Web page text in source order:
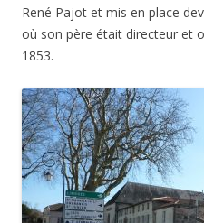
René Pajot et mis en place
où son père était directeur et
1853.